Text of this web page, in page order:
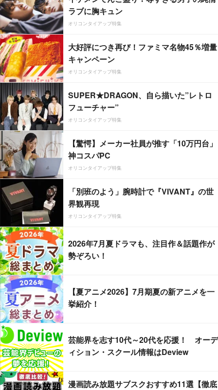
ラブに胸キュン
オリコンタイアップ特集
大好評につき再び！ファミマ名物45％増量
キャンペーン
オリコンタイアップ特集
SUPER★DRAGON、自ら描いた”レトロ
フューチャー”
オリコンタイアップ特集
【驚愕】メーカー社員が推す「10万円台」
神コスパPC
オリコンタイアップ特集
「別班のよう」腕時計で『VIVANT』の世
界観再現
オリコンタイアップ特集
2026年7月夏ドラマも、注目作＆話題作が
勢ぞろい！
【夏アニメ2026】7月期夏の新アニメを一
挙紹介！
芸能界を志す10代～20代を応援！ オーデ
ィション・スクール情報はDeview
漫画読み放題サブスクおすすめ11選【徹底